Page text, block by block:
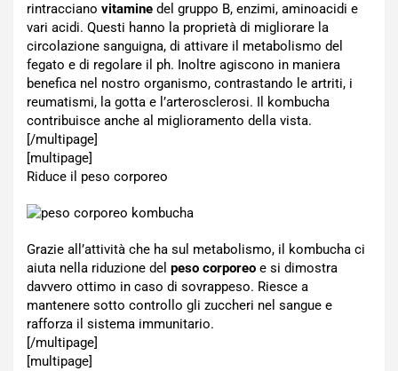
rintracciano vitamine del gruppo B, enzimi, aminoacidi e
vari acidi. Questi hanno la proprietà di migliorare la
circolazione sanguigna, di attivare il metabolismo del
fegato e di regolare il ph. Inoltre agiscono in maniera
benefica nel nostro organismo, contrastando le artriti, i
reumatismi, la gotta e l’arterosclerosi. Il kombucha
contribuisce anche al miglioramento della vista.
[/multipage]
[multipage]
Riduce il peso corporeo
Grazie all’attività che ha sul metabolismo, il kombucha ci
aiuta nella riduzione del peso corporeo e si dimostra
davvero ottimo in caso di sovrappeso. Riesce a
mantenere sotto controllo gli zuccheri nel sangue e
rafforza il sistema immunitario.
[/multipage]
[multipage]